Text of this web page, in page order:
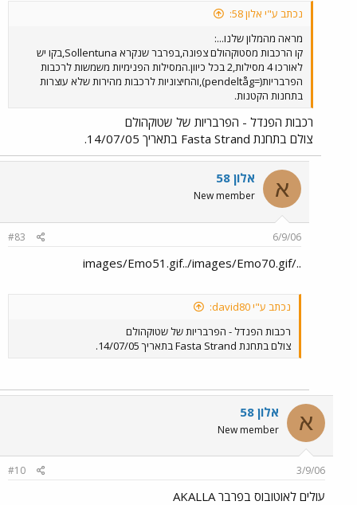
נכתב ע"י אלון 58:
מראה מהמלון שלנו...:
קו הרכבות מסטוקהולם צפונה,בפרבר שנקרא Sollentuna,בקו יש
לאורכו 4 מסילות,2 בכל כיוון.המסילות הפנימיות משמשות לרכבות
הפרבריות(=pendeltåg),והחיצוניות לרכבות מהירות שלא עוצרות
בתחנות הקטנות.
רכבות הפנדל - הפרבריות של שטוקהולם
צולם בתחנת Fasta Strand בתאריך 14/07/05.
א אלון 58
New member
6/9/06
#83
../images/Emo51.gif../images/Emo70.gif
נכתב ע"י david80:
רכבות הפנדל - הפרבריות של שטוקהולם
צולם בתחנת Fasta Strand בתאריך 14/07/05.
א אלון 58
New member
3/9/06
#10
עולים לאוטובוס בפרבר AKALLA